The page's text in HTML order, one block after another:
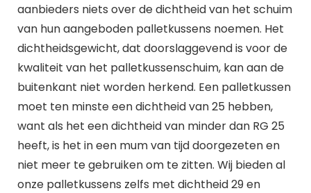
aanbieders niets over de dichtheid van het schuim
van hun aangeboden palletkussens noemen. Het
dichtheidsgewicht, dat doorslaggevend is voor de
kwaliteit van het palletkussenschuim, kan aan de
buitenkant niet worden herkend. Een palletkussen
moet ten minste een dichtheid van 25 hebben,
want als het een dichtheid van minder dan RG 25
heeft, is het in een mum van tijd doorgezeten en
niet meer te gebruiken om te zitten. Wij bieden al
onze palletkussens zelfs met dichtheid 29 en